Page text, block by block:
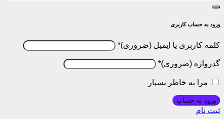
ورود به حساب کاربری
کلمه کاربری یا ایمیل *
گذرواژه *
مرا به خاطر بسپار
ورود به حساب
ثبت نام